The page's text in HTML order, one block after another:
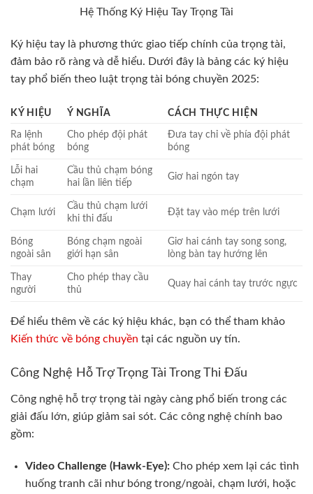
Hệ Thống Ký Hiệu Tay Trọng Tài
Ký hiệu tay là phương thức giao tiếp chính của trọng tài,
đảm bảo rõ ràng và dễ hiểu. Dưới đây là bảng các ký hiệu
tay phổ biến theo luật trọng tài bóng chuyền 2025:
KÝ HIỆU Ý NGHĨA CÁCH THỰC HIỆN
Ra lệnh
phát bóng
Cho phép đội phát
bóng
Đưa tay chỉ về phía đội phát
bóng
Lỗi hai
chạm
Cầu thủ chạm bóng
hai lần liên tiếp
Giơ hai ngón tay
Chạm lưới
Cầu thủ chạm lưới
khi thi đấu
Đặt tay vào mép trên lưới
Bóng
ngoài sân
Bóng chạm ngoài
giới hạn sân
Giơ hai cánh tay song song,
lòng bàn tay hướng lên
Thay
người
Cho phép thay cầu
thủ
Quay hai cánh tay trước ngực
Để hiểu thêm về các ký hiệu khác, bạn có thể tham khảo
Kiến thức về bóng chuyền tại các nguồn uy tín.
Công Nghệ Hỗ Trợ Trọng Tài Trong Thi Đấu
Công nghệ hỗ trợ trọng tài ngày càng phổ biến trong các
giải đấu lớn, giúp giảm sai sót. Các công nghệ chính bao
gồm:
Video Challenge (Hawk-Eye):Cho phép xem lại các tình
huống tranh cãi như bóng trong/ngoài, chạm lưới, hoặc